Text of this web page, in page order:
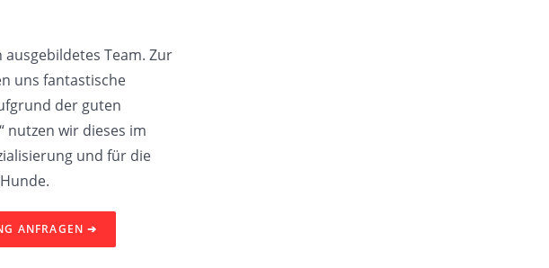
Team. Zur
uns fantastische
der guten
nutzen wir dieses im
und für die
ANFRAGEN ➔